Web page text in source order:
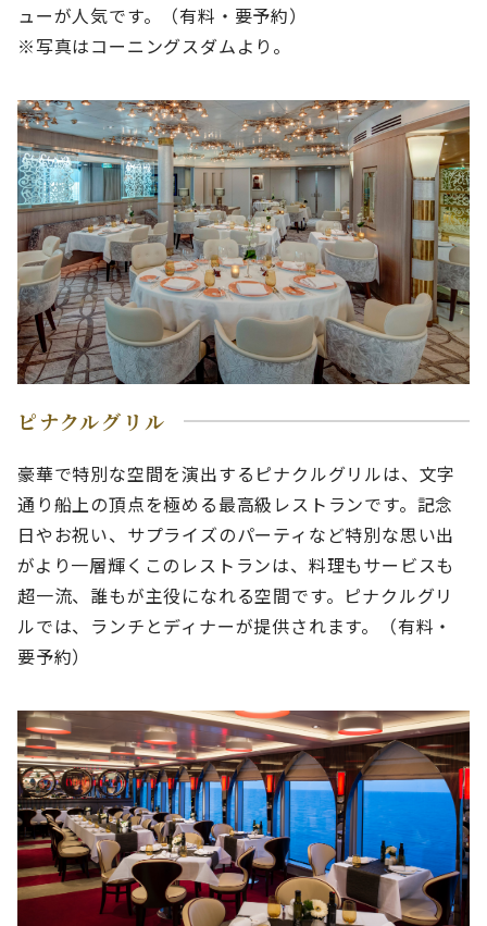
ューが人気です。（有料・要予約）
※写真はコーニングスダムより。
ピナクルグリル
豪華で特別な空間を演出するピナクルグリルは、文字
通り船上の頂点を極める最高級レストランです。記念
日やお祝い、サプライズのパーティなど特別な思い出
がより一層輝くこのレストランは、料理もサービスも
超一流、誰もが主役になれる空間です。ピナクルグリ
ルでは、ランチとディナーが提供されます。（有料・
要予約）